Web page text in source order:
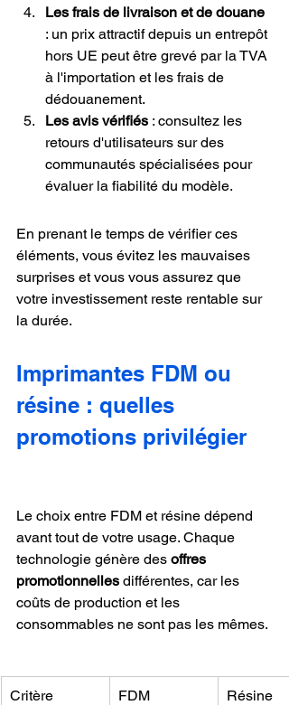
Les frais de livraison et de douane
: un prix attractif depuis un entrepôt
hors UE peut être grevé par la TVA
à l'importation et les frais de
dédouanement.
Les avis vérifiés : consultez les
retours d'utilisateurs sur des
communautés spécialisées pour
évaluer la fiabilité du modèle.
En prenant le temps de vérifier ces
éléments, vous évitez les mauvaises
surprises et vous vous assurez que
votre investissement reste rentable sur
la durée.
Imprimantes FDM ou
résine : quelles
promotions privilégier
Le choix entre FDM et résine dépend
avant tout de votre usage. Chaque
technologie génère des offres
promotionnelles différentes, car les
coûts de production et les
consommables ne sont pas les mêmes.
Critère
FDM
Résine